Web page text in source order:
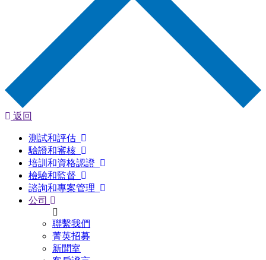
返回
測試和評估
驗證和審核
培訓和資格認證
檢驗和監督
諮詢和專案管理
公司
聯繫我們
菁英招募
新聞室